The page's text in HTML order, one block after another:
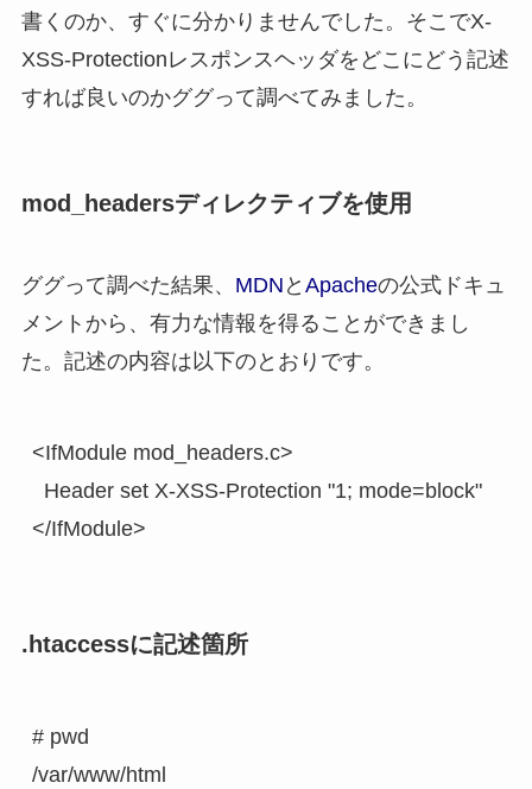
書くのか、すぐに分かりませんでした。そこでX-
XSS-Protectionレスポンスヘッダをどこにどう記述
すれば良いのかググって調べてみました。
mod_headersディレクティブを使用
ググって調べた結果、 MDN と Apacheの公式ドキュ
メントから、有力な情報を得ることができまし
た。記述の内容は以下のとおりです。
<IfModule mod_headers.c>
  Header set X-XSS-Protection "1; mode=block"
.htaccessに記述箇所
# pwd
/var/www/html